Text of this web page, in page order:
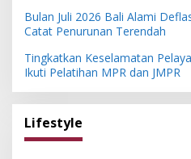
Bulan Juli 2026 Bali Alami
Catat Penurunan Terendah
Tingkatkan Keselamatan
Ikuti Pelatihan MPR dan JMPR
Lifestyle